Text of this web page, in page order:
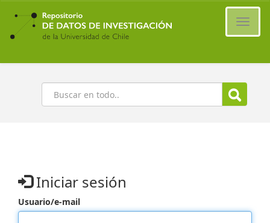
Ir
contenido
principal
Buscar
Iniciar sesión
Usuario/e-mail